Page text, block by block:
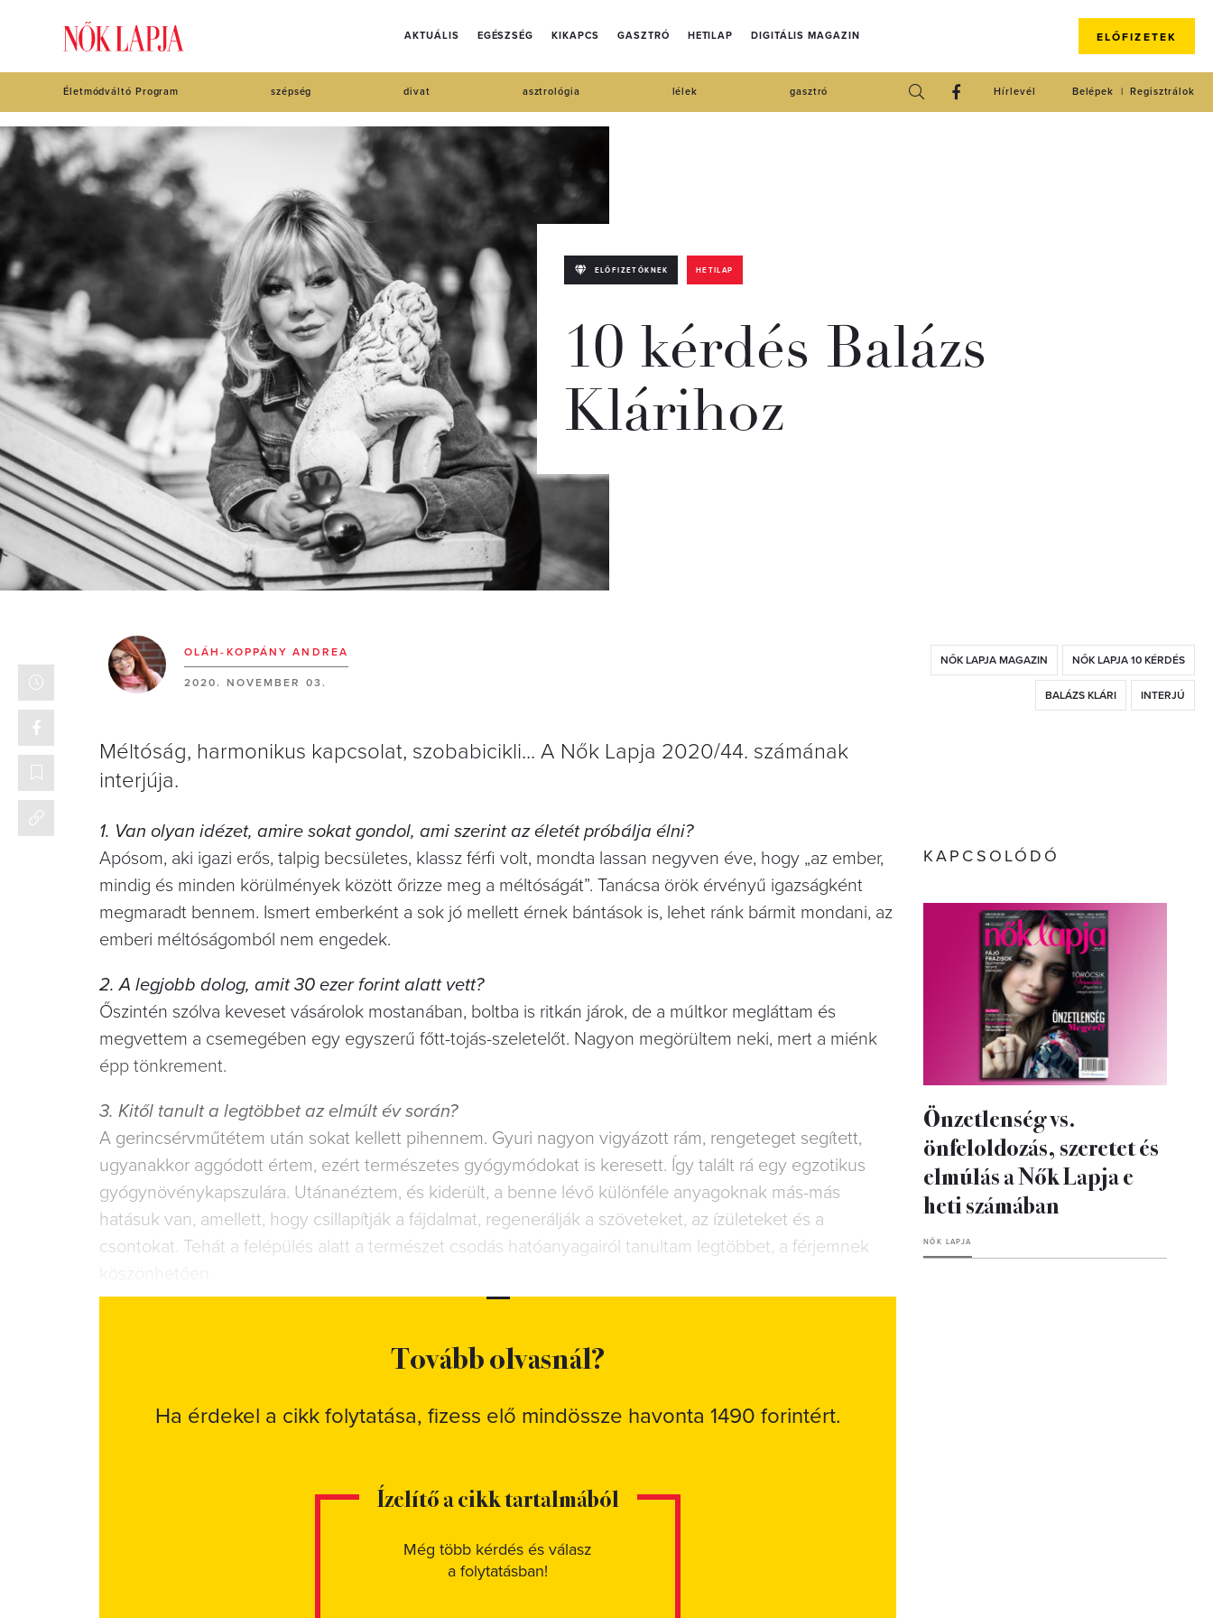
AKTUÁLIS EGÉSZSÉG KIKAPCS GASZTRÓ HETILAP DIGITÁLIS MAGAZIN ELŐFIZETEK
Életmódváltó Program szépség divat asztrológia lélek gasztró Regisztrálok
Belépek
Hírlevél
ELŐFIZETŐKNEK HETILAP
10 kérdés Balázs
Klárihoz
OLÁH-KOPPÁNY ANDREA
2020. NOVEMBER 03.
NŐK LAPJA MAGAZIN NŐK LAPJA 10 KÉRDÉS
BALÁZS KLÁRI INTERJÚ
Méltóság, harmonikus kapcsolat, szobabicikli... A Nők Lapja 2020/44. számának
interjúja.
KAPCSOLÓDÓ
Önzetlenség vs.
önfeloldozás, szeretet és
elmúlás a Nők Lapja e
heti számában
NŐK LAPJA
1. Van olyan idézet, amire sokat gondol, ami szerint az életét próbálja élni?
Apósom, aki igazi erős, talpig becsületes, klassz férfi volt, mondta lassan negyven éve, hogy „az ember,
mindig és minden körülmények között őrizze meg a méltóságát”. Tanácsa örök érvényű igazságként
megmaradt bennem. Ismert emberként a sok jó mellett érnek bántások is, lehet ránk bármit mondani, az
emberi méltóságomból nem engedek.
2. A legjobb dolog, amit 30 ezer forint alatt vett?
Őszintén szólva keveset vásárolok mostanában, boltba is ritkán járok, de a múltkor megláttam és
megvettem a csemegében egy egyszerű főtt-tojás-szeletelőt. Nagyon megörültem neki, mert a miénk
épp tönkrement.
3. Kitől tanult a legtöbbet az elmúlt év során?
A gerincsérvműtétem után sokat kellett pihennem. Gyuri nagyon vigyázott rám, rengeteget segített,
ugyanakkor aggódott értem, ezért természetes gyógymódokat is keresett. Így talált rá egy egzotikus
gyógynövénykapszulára. Utánanéztem, és kiderült, a benne lévő különféle anyagoknak más-más
hatásuk van, amellett, hogy csillapítják a fájdalmat, regenerálják a szöveteket, az ízületeket és a
csontokat. Tehát a felépülés alatt a természet csodás hatóanyagairól tanultam legtöbbet, a férjemnek
Tovább olvasnál?
Ha érdekel a cikk folytatása, fizess elő mindössze havonta 1490 forintért.
Ízelítő a cikk tartalmából
Még több kérdés és válasz
a folytatásban!